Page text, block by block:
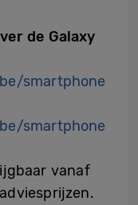
de Galaxy
smartphone
smartphone
vanaf